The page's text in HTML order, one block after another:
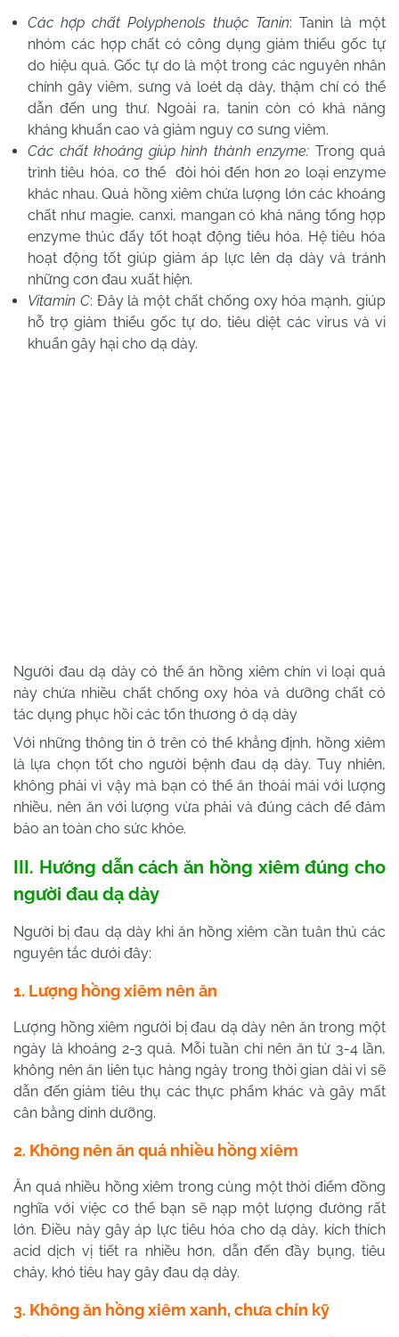
Các hợp chất Polyphenols thuộc Tanin: Tanin là một
nhóm các hợp chất có công dụng giảm thiểu gốc tự
do hiệu quả. Gốc tự do là một trong các nguyên nhân
chính gây viêm, sưng và loét dạ dày, thậm chí có thể
dẫn đến ung thư. Ngoài ra, tanin còn có khả năng
kháng khuẩn cao và giảm nguy cơ sưng viêm.
Các chất khoáng giúp hình thành enzyme: Trong quá
trình tiêu hóa, cơ thể đòi hỏi đến hơn 20 loại enzyme
khác nhau. Quả hồng xiêm chứa lượng lớn các khoáng
chất như magie, canxi, mangan có khả năng tổng hợp
enzyme thúc đẩy tốt hoạt động tiêu hóa. Hệ tiêu hóa
hoạt động tốt giúp giảm áp lực lên dạ dày và tránh
những cơn đau xuất hiện.
Vitamin C: Đây là một chất chống oxy hóa mạnh, giúp
hỗ trợ giảm thiểu gốc tự do, tiêu diệt các virus và vi
khuẩn gây hại cho dạ dày.
Người đau dạ dày có thể ăn hồng xiêm chín vì loại quả
này chứa nhiều chất chống oxy hóa và dưỡng chất có
tác dụng phục hồi các tổn thương ở dạ dày
Với những thông tin ở trên có thể khẳng định, hồng xiêm
là lựa chọn tốt cho người bệnh đau dạ dày. Tuy nhiên,
không phải vì vậy mà bạn có thể ăn thoải mái với lượng
nhiều, nên ăn với lượng vừa phải và đúng cách để đảm
bảo an toàn cho sức khỏe.
III. Hướng dẫn cách ăn hồng xiêm đúng cho
người đau dạ dày
Người bị đau dạ dày khi ăn hồng xiêm cần tuân thủ các
nguyên tắc dưới đây:
1. Lượng hồng xiêm nên ăn
Lượng hồng xiêm người bị đau dạ dày nên ăn trong một
ngày là khoảng 2-3 quả. Mỗi tuần chỉ nên ăn từ 3-4 lần,
không nên ăn liên tục hàng ngày trong thời gian dài vì sẽ
dẫn đến giảm tiêu thụ các thực phẩm khác và gây mất
cân bằng dinh dưỡng.
2. Không nên ăn quá nhiều hồng xiêm
Ăn quá nhiều hồng xiêm trong cùng một thời điểm đồng
nghĩa với việc cơ thể bạn sẽ nạp một lượng đường rất
lớn. Điều này gây áp lực tiêu hóa cho dạ dày, kích thích
acid dịch vị tiết ra nhiều hơn, dẫn đến đầy bụng, tiêu
chảy, khó tiêu hay gây đau dạ dày.
3. Không ăn hồng xiêm xanh, chưa chín kỹ